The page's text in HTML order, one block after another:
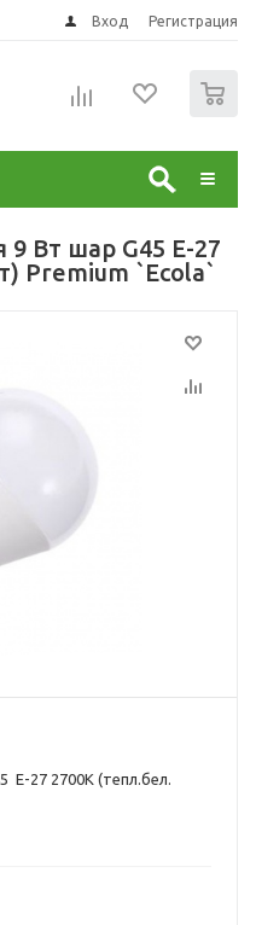
Вход Регистрация
Вт шар G45 Е-27
Premium `Ecola`
Е-27 2700К (тепл.бел.